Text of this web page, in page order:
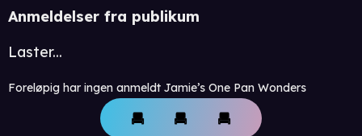
Anmeldelser fra publikum
Laster...
Foreløpig har ingen anmeldt Jamie’s One Pan Wonders